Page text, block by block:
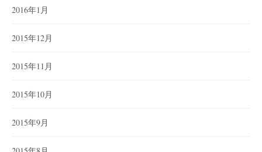
2016年1月
2015年12月
2015年11月
2015年10月
2015年9月